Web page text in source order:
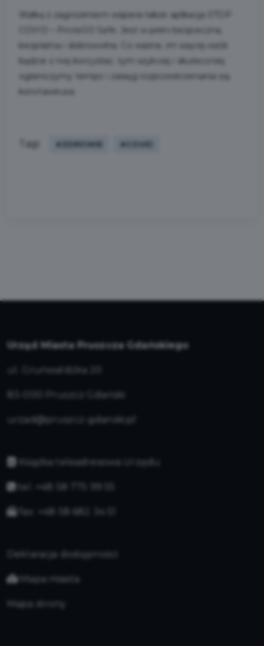
Walkę z zagrożeniem wspiera także aplikacja STOP
COVID – ProteGO Safe. Jest w pełni bezpieczna,
bezpłatna i dobrowolna. Co ważne, im więcej osób
będzie z niej korzystać, tym szybciej i skuteczniej
ograniczymy tempo i zasięg rozprzestrzeniania się
koronawirusa.
Tagi: #ZDROWIE #COVID
Urząd Miasta Pruszcza Gdańskiego
ul. Grunwaldzka 20
83-000 Pruszcz Gdański
urzad@pruszcz-gdanski.pl
Książka teleadresowa Urzędu
tel. +48 58 775 99 55
fax. +48 58 682 34 51
Deklaracja dostępności
Mapa miasta
Mapa strony